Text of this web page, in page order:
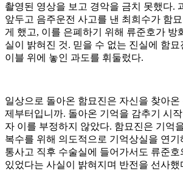
촬영된 영상을 보고 경악을 금치 못했다.
앞두고 음주운전 사고를 낸 최희수가 함
게 했고, 이를 은폐하기 위해 류준호가 방
실이 밝혀진 것. 믿을 수 없는 진실에 함묘
이블 위에 놓인 과도를 휘둘렀다.
일상으로 돌아온 함묘진은 자신을 찾아온
제부터입니까. 돌아온 기억을 감추기 시
자 이를 부정하지 않았다. 함묘진은 기억
복수를 위해 의도적으로 기억상실을 연기
통사고 직후 수술실에 들어가서도 류준호
있었다는 사실이 밝혀지며 반전을 선사